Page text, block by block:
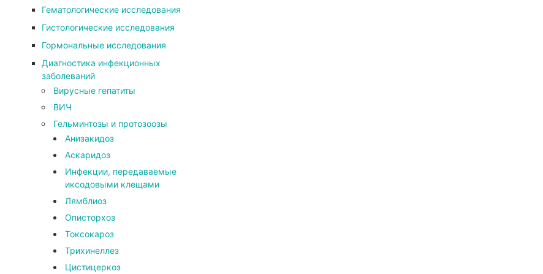
Гематологические исследования
Гистологические исследования
Гормональные исследования
Диагностика инфекционных
заболеваний
Вирусные гепатиты
ВИЧ
Гельминтозы и протозоозы
Анизакидоз
Аскаридоз
Инфекции, передаваемые
иксодовыми клещами
Лямблиоз
Описторхоз
Токсокароз
Трихинеллез
Цистицеркоз